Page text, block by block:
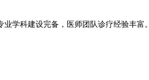
学科建设完备，医师团队诊疗经验丰富。